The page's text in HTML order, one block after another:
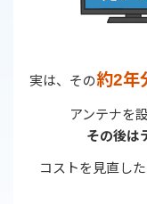
実は、その約2年
アンテナを
その後は
コストを見直し